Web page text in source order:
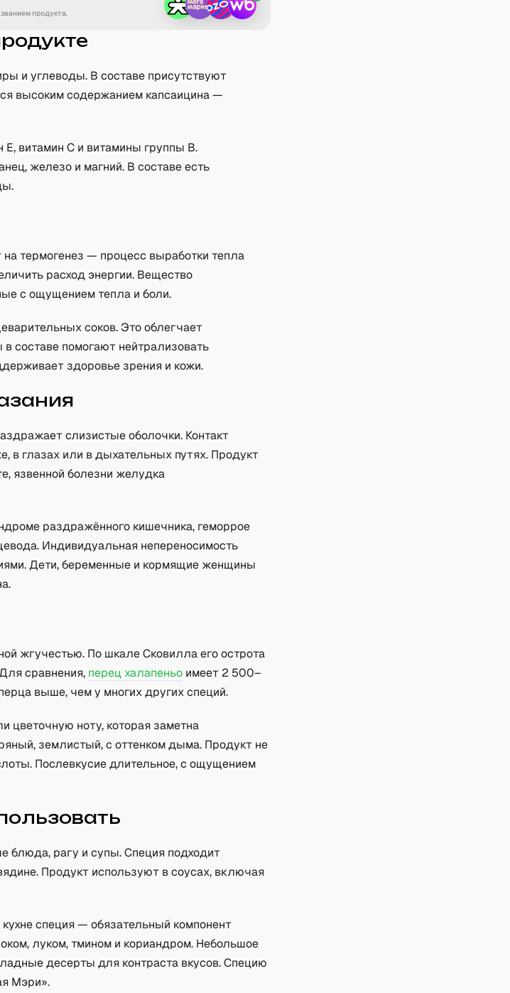
продукта.
и углеводы. В составе присутствуют
высоким содержанием капсаицина —
витамин C и витамины группы B.
железо и магний. В составе есть
термогенез — процесс выработки тепла
расход энергии. Вещество
с ощущением тепла и боли.
соков. Это облегчает
составе помогают нейтрализовать
здоровье зрения и кожи.
слизистые оболочки. Контакт
в глазах или в дыхательных путях. Продукт
язвенной болезни желудка
раздражённого кишечника, геморрое
Индивидуальная непереносимость
Дети, беременные и кормящие женщины
жгучестью. По шкале Сковилла его острота
сравнения, перец халапеньо имеет 2 500–
выше, чем у многих других специй.
цветочную ноту, которая заметна
землистый, с оттенком дыма. Продукт не
Послевкусие длительное, с ощущением
блюда, рагу и супы. Специя подходит
Продукт используют в соусах, включая
специя — обязательный компонент
луком, тмином и кориандром. Небольшое
десерты для контраста вкусов. Специю
Мэри».